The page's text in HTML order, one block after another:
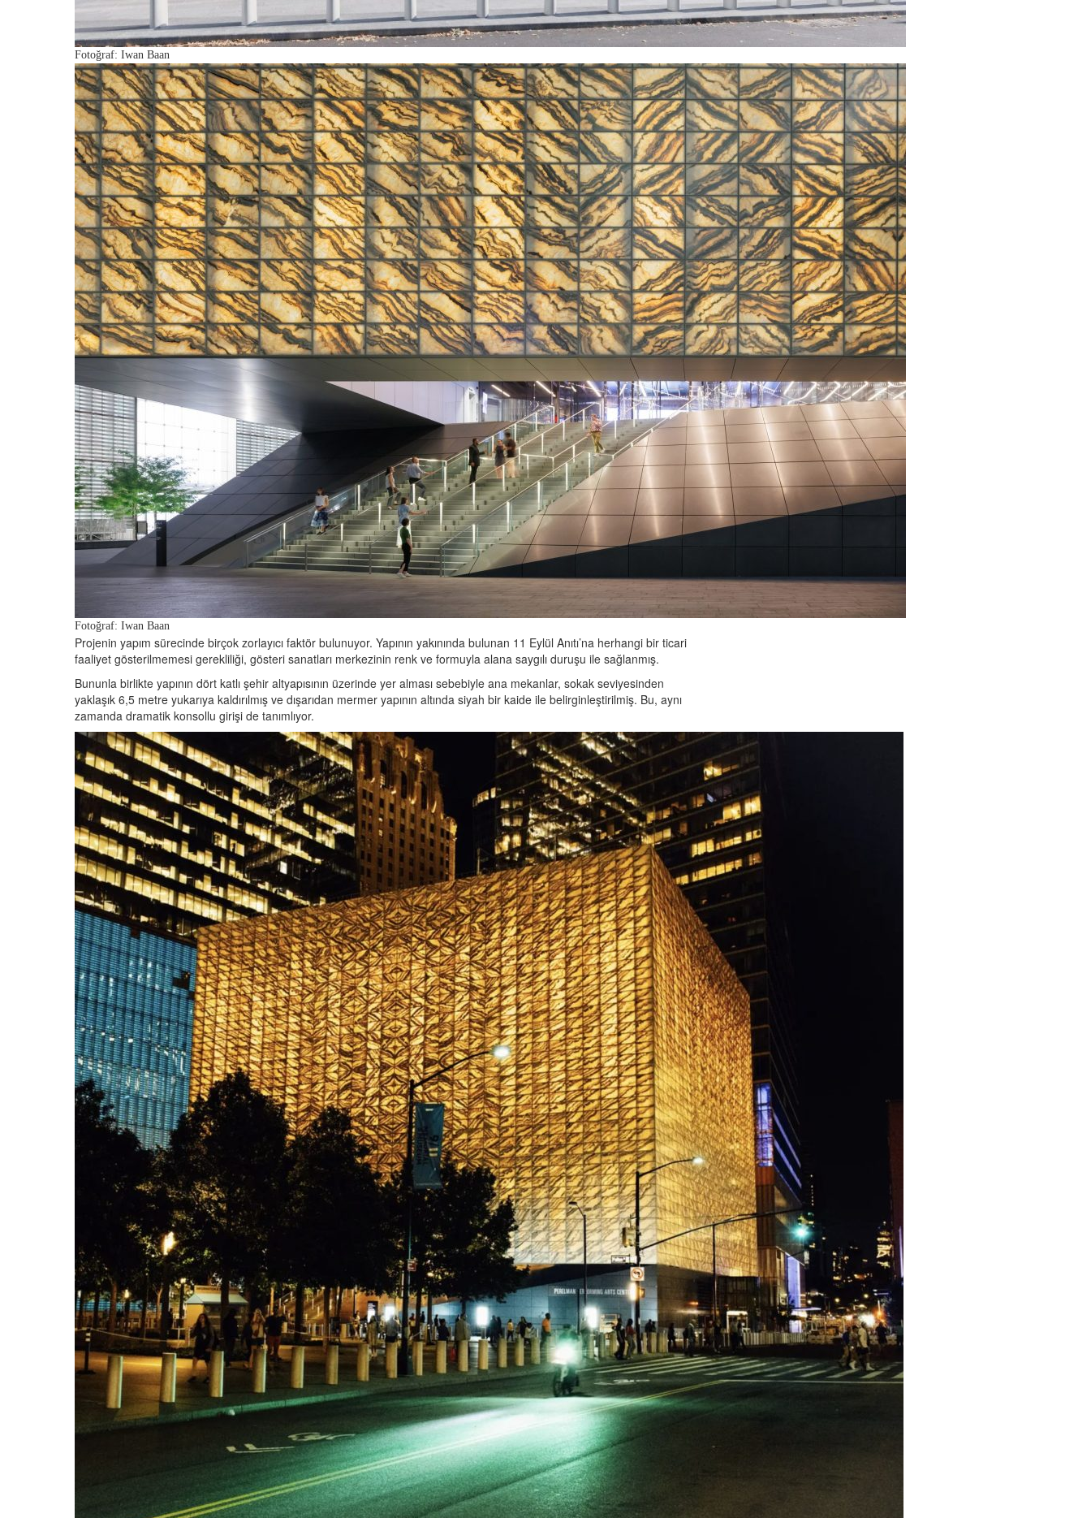
Fotoğraf: Iwan Baan
Fotoğraf: Iwan Baan
Projenin yapım sürecinde birçok zorlayıcı faktör bulunuyor. Yapının yakınında bulunan 11 Eylül Anıtı’na herhangi bir ticari
faaliyet gösterilmemesi gerekliliği, gösteri sanatları merkezinin renk ve formuyla alana saygılı duruşu ile sağlanmış.
Bununla birlikte yapının dört katlı şehir altyapısının üzerinde yer alması sebebiyle ana mekanlar, sokak seviyesinden
yaklaşık 6,5 metre yukarıya kaldırılmış ve dışarıdan mermer yapının altında siyah bir kaide ile belirginleştirilmiş. Bu, aynı
zamanda dramatik konsollu girişi de tanımlıyor.